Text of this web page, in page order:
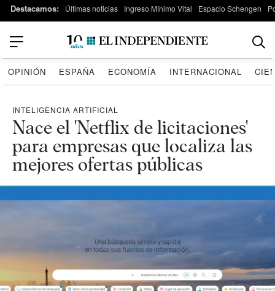
Destacamos: Últimas noticias Ingreso Mínimo Vital Espacio Schengen
OPINIÓN ESPAÑA ECONOMÍA INTERNACIONAL
INTELIGENCIA ARTIFICIAL
Nace el 'Netflix de licitaciones'
para empresas que localiza las
mejores ofertas públicas